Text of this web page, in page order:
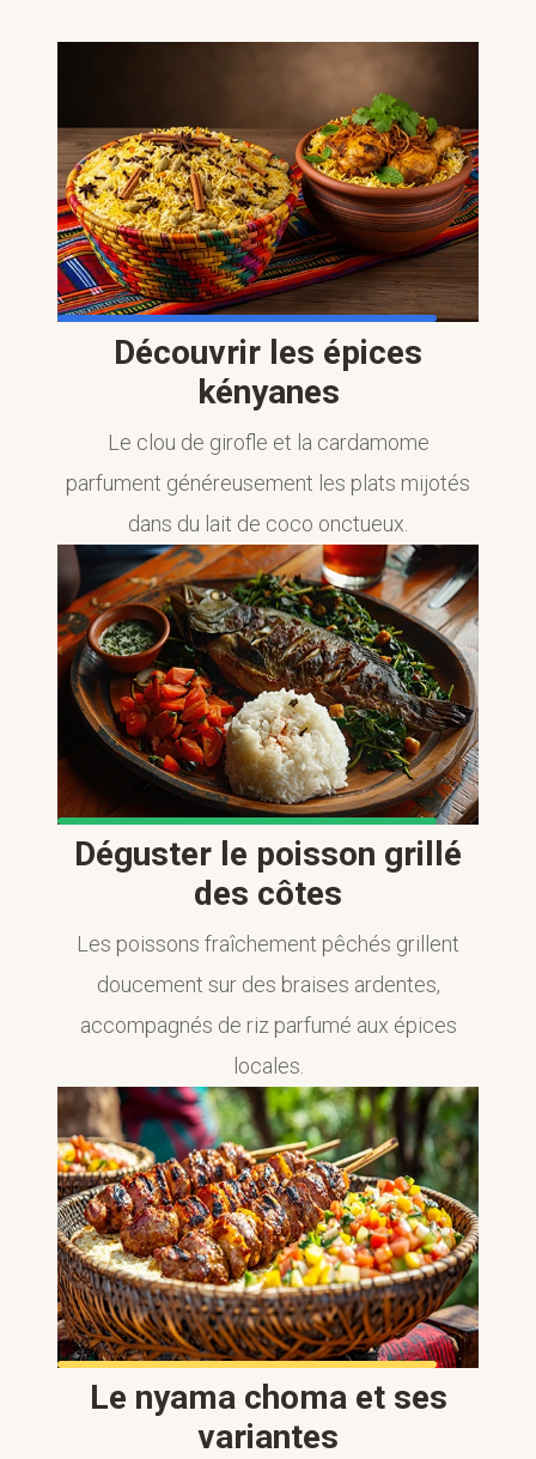
Découvrir les épices
kényanes
Le clou de girofle et la cardamome
parfument généreusement les plats mijotés
dans du lait de coco onctueux.
Déguster le poisson grillé
des côtes
Les poissons fraîchement pêchés grillent
doucement sur des braises ardentes,
accompagnés de riz parfumé aux épices
locales.
Le nyama choma et ses
variantes